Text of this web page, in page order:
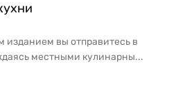
изданием вы отправитесь в
местными кулинарны...